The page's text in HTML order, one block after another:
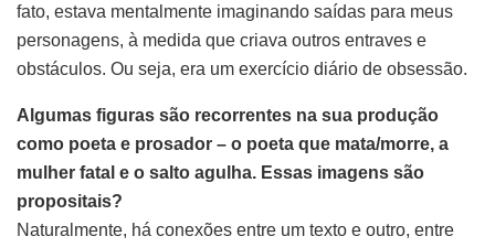
fato, estava mentalmente imaginando saídas para meus
personagens, à medida que criava outros entraves e
obstáculos. Ou seja, era um exercício diário de obsessão.
Algumas figuras são recorrentes na sua produção
como poeta e prosador – o poeta que mata/morre, a
mulher fatal e o salto agulha. Essas imagens são
propositais?
Naturalmente, há conexões entre um texto e outro, entre